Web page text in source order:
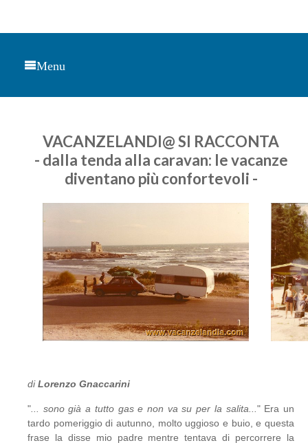
Menu
VACANZELANDI@ SI RACCONTA
- dalla tenda alla caravan: le vacanze
diventano più confortevoli -
diLorenzo Gnaccarini
" ... sono già a tutto gas e non va su per la salita... " Era un
tardo pomeriggio di autunno, molto uggioso e buio, e questa
frase la disse mio padre mentre tentava di percorrere la